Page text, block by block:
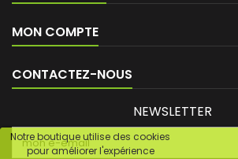
Notre boutique utilise des cookies
pour améliorer l'expérience
MON COMPTE
CONTACTEZ-NOUS
NEWSLETTER